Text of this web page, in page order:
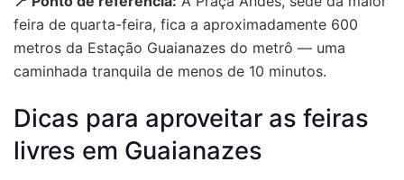
feira de quarta-feira, fica a aproximadamente 600
metros da Estação Guaianazes do metrô — uma
caminhada tranquila de menos de 10 minutos.
Dicas para aproveitar as feiras
livres em Guaianazes